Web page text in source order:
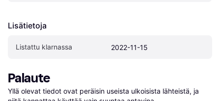
Lisätietoja
Listattu klarnassa 2022-11-15
Palaute
Yllä olevat tiedot ovat peräisin useista ulkoisista lähteistä, ja